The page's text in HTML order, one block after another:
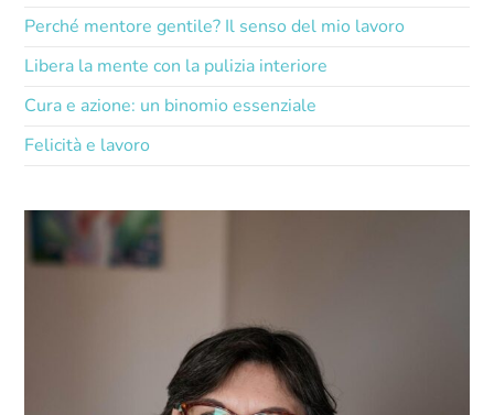
Perché mentore gentile? Il senso del mio lavoro
Libera la mente con la pulizia interiore
Cura e azione: un binomio essenziale
Felicità e lavoro